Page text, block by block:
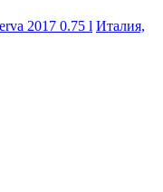
2017 0.75 l Италия,